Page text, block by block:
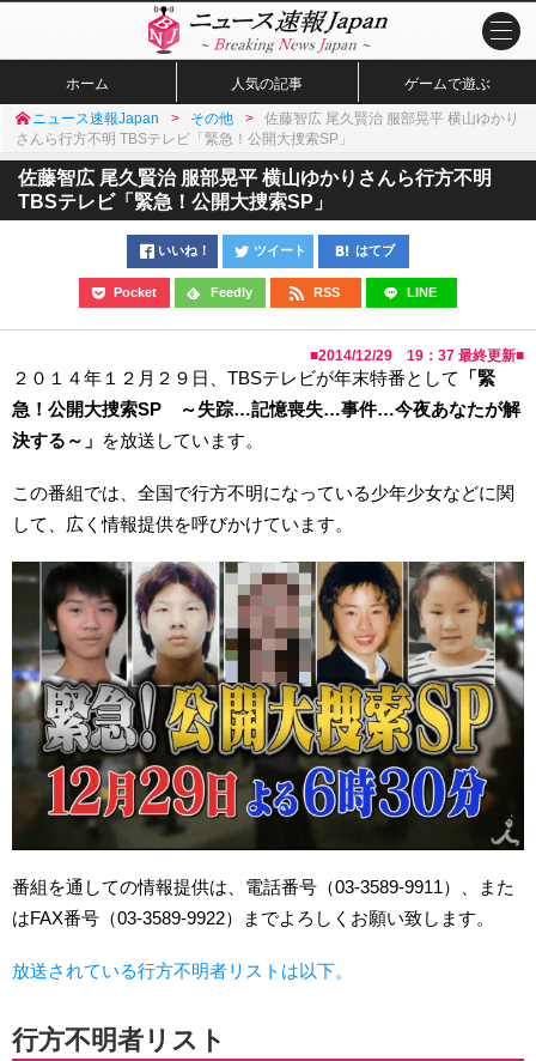
ホーム 人気の記事 ゲームで遊ぶ
ニュース速報Japan その他
佐藤智広 尾久賢治 服部晃平 横山ゆかり
さんら行方不明 TBSテレビ「緊急！公開大捜索SP」
佐藤智広 尾久賢治 服部晃平 横山ゆかりさんら行方不明
TBSテレビ「緊急！公開大捜索SP」
いいね！ ツイート はてブ
Pocket Feedly RSS LINE
■2014/12/29 19：37 最終更新■
２０１４年１２月２９日、TBSテレビが年末特番として
「緊
急！公開大捜索SP ～失踪…記憶喪失…事件…今夜あなたが解
決する～」 を放送しています。
この番組では、全国で行方不明になっている少年少女などに関
して、広く情報提供を呼びかけています。
番組を通しての情報提供は、電話番号（03-3589-9911）、また
はFAX番号（03-3589-9922）までよろしくお願い致します。
放送されている行方不明者リストは以下。
行方不明者リスト